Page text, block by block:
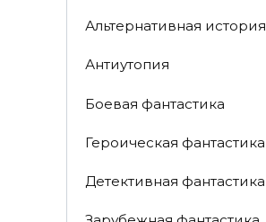
Альтернативная история
Антиутопия
Боевая фантастика
Героическая фантастика
Детективная фантастика